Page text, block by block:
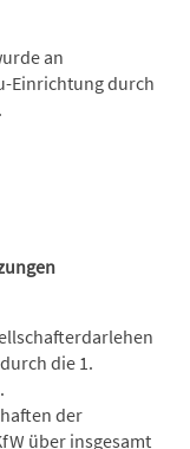
an
Einrichtung durch
die 1.
der
über insgesamt